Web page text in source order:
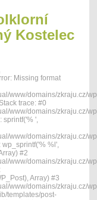
Kostelec
Missing format
www/domains/zkraju.cz/
trace: #0
www/domains/zkraju.cz/
sprintf('% ',
www/domains/zkraju.cz/
%l',
#2
www/domains/zkraju.cz/
Array) #3
www/domains/zkraju.cz/
templates/post-